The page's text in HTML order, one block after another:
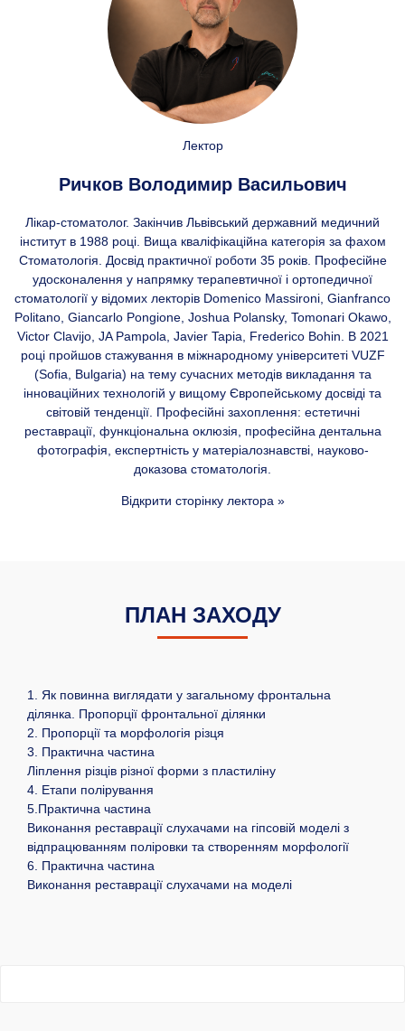
Лектор
Ричков Володимир Васильович
Лікар-стоматолог. Закінчив Львівський державний медичний
інститут в 1988 році. Вища кваліфікаційна категорія за фахом
Стоматологія. Досвід практичної роботи 35 років. Професійне
удосконалення у напрямку терапевтичної і ортопедичної
стоматології у відомих лекторів Domenico Massironi, Gianfranco
Politano, Giancarlo Pongione, Joshua Polansky, Tomonari Okawo,
Victor Clavijo, JA Pampola, Javier Tapia, Frederico Bohin. В 2021
році пройшов стажування в міжнародному університеті VUZF
(Sofia, Bulgaria) на тему сучасних методів викладання та
інноваційних технологій у вищому Європейському досвіді та
світовій тенденції. Професійні захоплення: естетичні
реставрації, функціональна оклюзія, професійна дентальна
фотографія, експертність у матеріалознавстві, науково-
доказова стоматологія.
Відкрити сторінку лектора »
ПЛАН ЗАХОДУ
1. Як повинна виглядати у загальному фронтальна
ділянка. Пропорції фронтальної ділянки
2. Пропорції та морфологія різця
3. Практична частина
Ліплення різців різної форми з пластиліну
4. Етапи полірування
5.Практична частина
Виконання реставрації слухачами на гіпсовій моделі з
відпрацюванням поліровки та створенням морфології
6. Практична частина
Виконання реставрації слухачами на моделі